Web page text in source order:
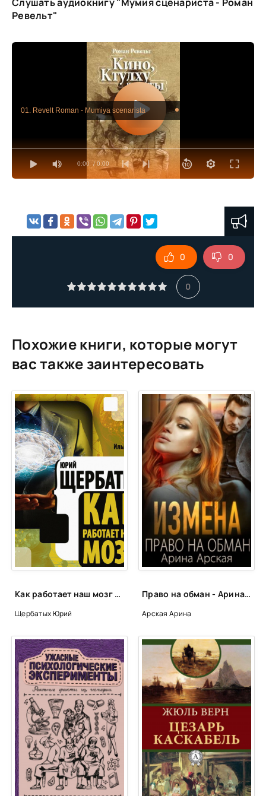
Ревельт"
0:00 / 0:00
01. Revelt Roman - Mumiya scenarista
0
0 0
Похожие книги, которые могут
вас также заинтересовать
Как работает наш мозг - Юрий Щербатых
Щербатых Юрий
Право на обман - Арина Арская
Арская Арина